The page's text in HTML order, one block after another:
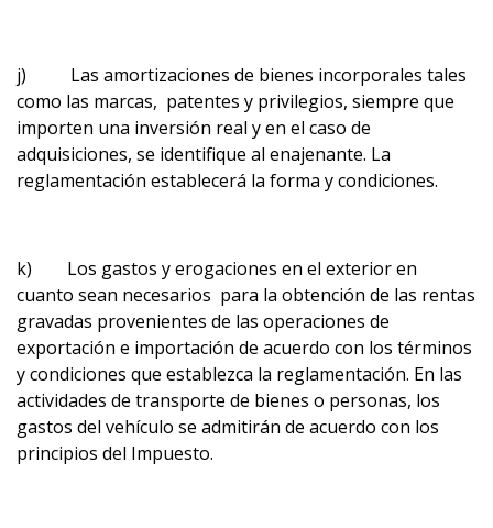
j) Las amortizaciones de bienes incorporales tales
como las marcas, patentes y privilegios, siempre que
importen una inversión real y en el caso de
adquisiciones, se identifique al enajenante. La
reglamentación establecerá la forma y condiciones.
k) Los gastos y erogaciones en el exterior en
cuanto sean necesarios para la obtención de las rentas
gravadas provenientes de las operaciones de
exportación e importación de acuerdo con los términos
y condiciones que establezca la reglamentación. En las
actividades de transporte de bienes o personas, los
gastos del vehículo se admitirán de acuerdo con los
principios del Impuesto.